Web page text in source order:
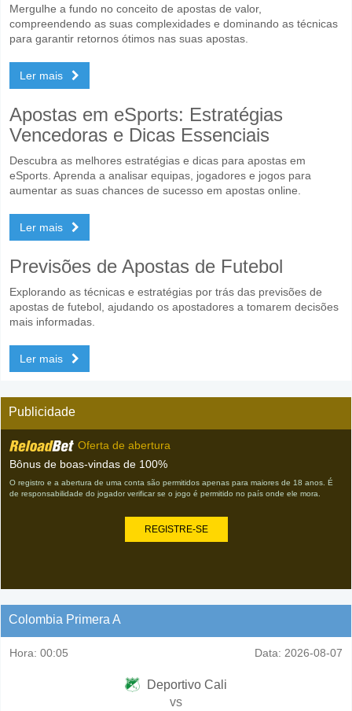
Mergulhe a fundo no conceito de apostas de valor,
compreendendo as suas complexidades e dominando as técnicas
para garantir retornos ótimos nas suas apostas.
Ler mais
Apostas em eSports: Estratégias
Vencedoras e Dicas Essenciais
Descubra as melhores estratégias e dicas para apostas em
eSports. Aprenda a analisar equipas, jogadores e jogos para
aumentar as suas chances de sucesso em apostas online.
Ler mais
Previsões de Apostas de Futebol
Explorando as técnicas e estratégias por trás das previsões de
apostas de futebol, ajudando os apostadores a tomarem decisões
mais informadas.
Ler mais
Publicidade
Oferta de abertura
Bônus de boas-vindas de 100%
O registro e a abertura de uma conta são permitidos apenas para maiores de 18 anos. É
de responsabilidade do jogador verificar se o jogo é permitido no país onde ele mora.
REGISTRE-SE
Colombia Primera A
Hora: 00:05 Data: 2026-08-07
Deportivo Cali
vs